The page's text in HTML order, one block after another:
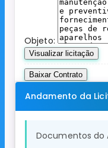
Objeto:
Visualizar licitação
Baixar Contrato
Andamento da
Documentos do